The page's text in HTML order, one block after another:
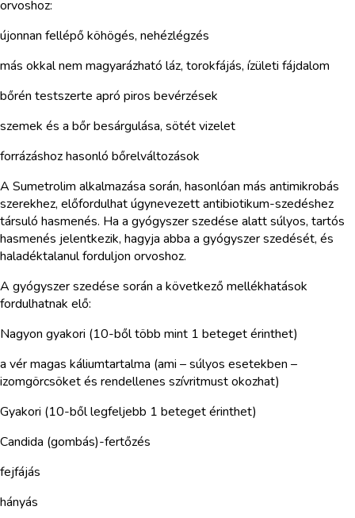
orvoshoz:
újonnan fellépő köhögés, nehézlégzés
más okkal nem magyarázható láz, torokfájás, ízületi fájdalom
bőrén testszerte apró piros bevérzések
szemek és a bőr besárgulása, sötét vizelet
forrázáshoz hasonló bőrelváltozások
A Sumetrolim alkalmazása során, hasonlóan más antimikrobás
szerekhez, előfordulhat úgynevezett antibiotikum-szedéshez
társuló hasmenés. Ha a gyógyszer szedése alatt súlyos, tartós
hasmenés jelentkezik, hagyja abba a gyógyszer szedését, és
haladéktalanul forduljon orvoshoz.
A gyógyszer szedése során a következő mellékhatások
fordulhatnak elő:
Nagyon gyakori (10-ből több mint 1 beteget érinthet)
a vér magas káliumtartalma (ami – súlyos esetekben –
izomgörcsöket és rendellenes szívritmust okozhat)
Gyakori (10-ből legfeljebb 1 beteget érinthet)
Candida (gombás)-fertőzés
fejfájás
hányás